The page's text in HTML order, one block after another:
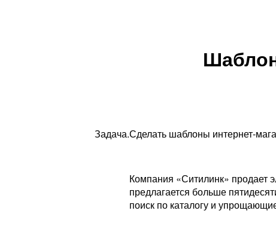
Задача.Сделать шаблоны интернет-
Компания «Ситилинк» продает
предлагается больше
поиск по каталогу и